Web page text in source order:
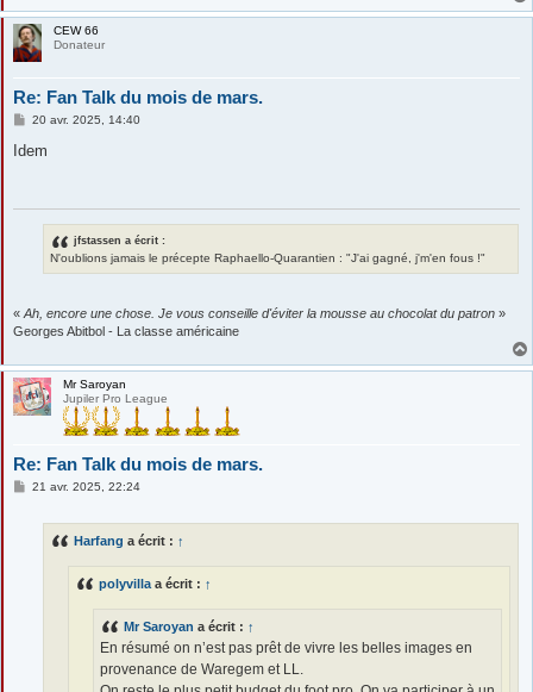
CEW 66
Donateur
Re: Fan Talk du mois de mars.
M
s
20 avr. 2025, 14:40
Idem
jfstassen a écrit :
N'oublions jamais le précepte Raphaello-Quarantien : "J'ai gagné, j'm'en fous !"
« Ah, encore une chose. Je vous conseille d'éviter la mousse au chocolat du patron »
Georges Abitbol - La classe américaine
Mr Saroyan
Jupiler Pro League
Re: Fan Talk du mois de mars.
M21 avr. 2025, 22:24
Harfang a écrit : ↑
polyvilla a écrit : ↑
Mr Saroyan a écrit : ↑
En résumé on n’est pas prêt de vivre les belles images en
provenance de Waregem et LL.